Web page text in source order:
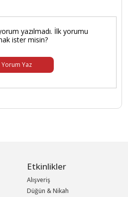
yazılmadı. İlk yorumu
ister misin?
Yorum Yaz
Etkinlikler
Alışveriş
Düğün & Nikah